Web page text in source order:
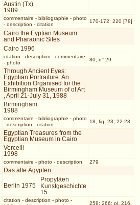
Austin (Tx)
1989
commentaire - bibliographie - photo
- description - citation
170-172; 220 [78]
Cairo the Eyptian Museum
and Pharaonic Sites
Cairo 1996
citation - description - commentaire
- photo
80, n° 29
Through Ancient Eyes:
Egyptian Portraiture. An
Exhibition Organised for the
Birmingham Museum of of Art
, April 21-July 31, 1988
Birmingham
1988
commentaire - bibliographie - photo
- description - citation
18, fig. 23; 22-23
Egyptian Treasures from the
Egyptian Museum in Cairo
Vercelli
1998
commentaire - photo- description 279
Das alte Ägypten
Berlin 1975
Propyläen
Kunstgeschichte
15
citation - description - photo-
258; 266; pl. 216